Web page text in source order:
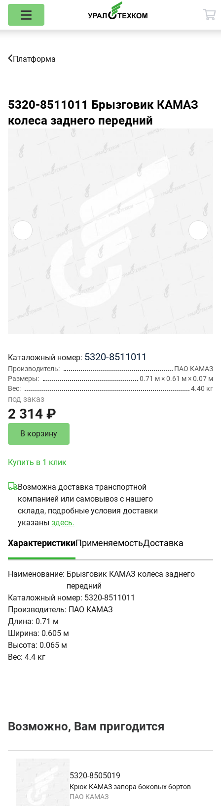
Платформа
5320-8511011 Брызговик КАМАЗ
колеса заднего передний
Каталожный номер 5320-8511011
Производитель
ПАО КАМАЗ
Размеры
0.71 м × 0.61 м × 0.07 м
Вес
4.40 кг
под заказ
2 314 ₽
В корзину
Купить в 1 клик
Возможна доставка транспортной
компанией или самовывоз с нашего
склада, подробные условия доставки
указаны здесь.
Характеристики
(активная вкладка)
ПрименяемостьДоставка
Наименование: Брызговик КАМАЗ колеса заднего
передний
Каталожный номер: 5320-8511011
Производитель: ПАО КАМАЗ
Длина: 0.71 м
Ширина: 0.605 м
Высота: 0.065 м
Вес: 4.4 кг
Возможно, Вам пригодится
5320-8505019
Крюк КАМАЗ запора боковых бортов
ПАО КАМАЗ